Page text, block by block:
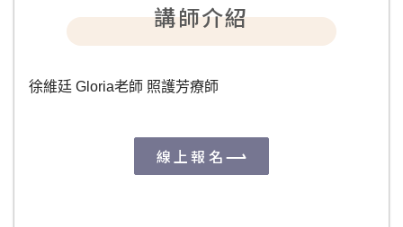
講師介紹
徐維廷 Gloria老師 照護芳療師
線上報名